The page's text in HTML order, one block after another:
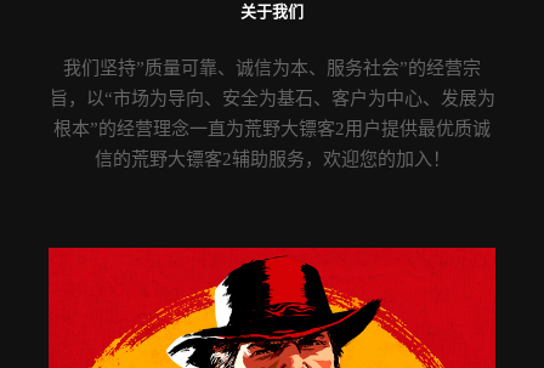
关于我们
我们坚持”质量可靠、诚信为本、服务社会”的经营宗
旨，以“市场为导向、安全为基石、客户为中心、发展为
根本”的经营理念一直为荒野大镖客2用户提供最优质诚
信的荒野大镖客2辅助服务，欢迎您的加入！